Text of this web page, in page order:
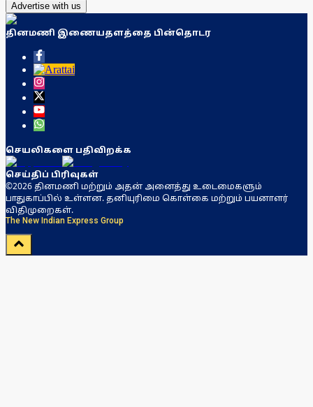
Advertise with us
தினமணி இணையதளத்தை பின்தொடர
செயலிகளை பதிவிறக்க
செய்திப் பிரிவுகள்
©2026 தினமணி மற்றும் அதன் அனைத்து உடைமைகளும்
பாதுகாப்பில் உள்ளன. தனியுரிமை கொள்கை மற்றும் பயனாளர்
விதிமுறைகள்.
The New Indian Express Group